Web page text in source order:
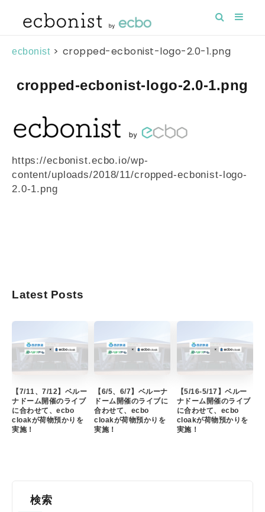
ecbonist > cropped-ecbonist-logo-2.0-1.png
cropped-ecbonist-logo-2.0-1.png
https://ecbonist.ecbo.io/wp-
content/uploads/2018/11/cropped-ecbonist-logo-
2.0-1.png
Latest Posts
【7/11、7/12】ベルー
ナドーム開催のライブ
に合わせて、ecbo
cloakが荷物預かりを
実施！
【6/5、6/7】ベルーナ
ドーム開催のライブに
合わせて、ecbo
cloakが荷物預かりを
実施！
【5/16-5/17】ベルー
ナドーム開催のライブ
に合わせて、ecbo
cloakが荷物預かりを
実施！
検索